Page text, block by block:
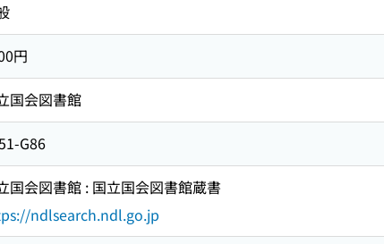
円
国会図書館
G86
国会図書館 : 国立国会図書館蔵書
ndlsearch.ndl.go.jp